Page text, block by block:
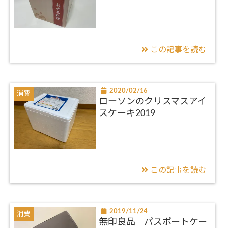
この記事を読む
消費 2020/02/16
ローソンのクリスマスアイ
スケーキ2019
この記事を読む
消費 2019/11/24
無印良品 パスポートケー